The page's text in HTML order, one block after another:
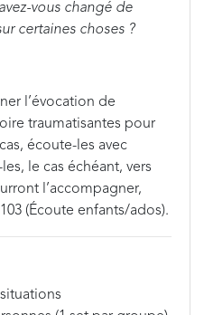
vous changé de
certaines choses ?
l’évocation de
traumatisantes pour
écoute-les avec
le cas échéant, vers
l’accompagner,
(Écoute enfants/ados).